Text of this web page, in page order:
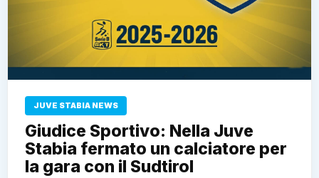
JUVE STABIA NEWS
Giudice Sportivo: Nella Juve
Stabia fermato un calciatore per
la gara con il Sudtirol